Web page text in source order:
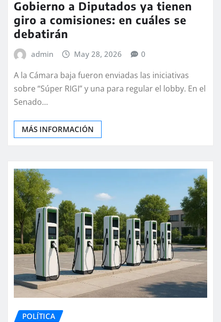
Gobierno a Diputados ya tienen
giro a comisiones: en cuáles se
debatirán
admin May 28, 2026 0
A la Cámara baja fueron enviadas las iniciativas
sobre “Súper RIGI” y una para regular el lobby. En el
Senado…
MÁS INFORMACIÓN
POLÍTICA